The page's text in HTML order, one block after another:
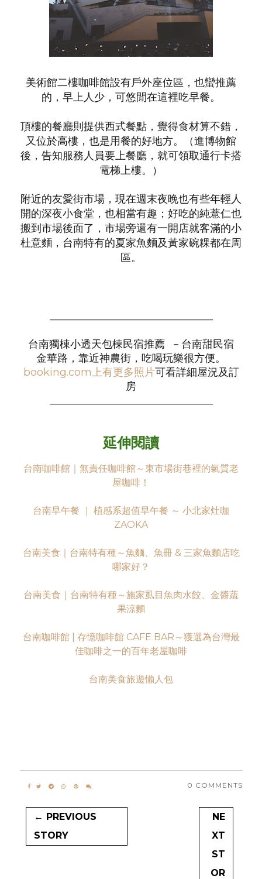
美術館二樓咖啡館設有戶外座位區，也蠻推薦
的，早上人少，可悠閒在這裡吃早餐。
頂樓的餐廳則提供西式餐點，覺得食材算不錯，
又位於高樓，也是用餐的好地方。（進博物館
後，告知服務人員要上餐廳，就可領取通行卡搭
電梯上樓。）
附近的友愛街市場，現在週末夜晚也有些年輕人
開的深夜小食堂，也相當有趣；好吃的純薏仁也
搬到市場後面了，市場旁還有一開店就客滿的小
杜意麵，台南特有的夏家魚麵及黃家碗粿都在周
區。
台南獨棟小透天包棟民宿推薦 －台南甜民宿
金華路，靠近神農街，吃喝玩樂很方便。
booking.com上有更多照片可看詳細屋況及訂
房
延伸閱讀
台南咖啡館｜無責任咖啡館～東市場街巷裡的氣質老
屋咖啡！
台南早午餐 ｜ 植感系超值早午餐 ～ 小北家灶咖
ZAOKA
台南美食｜台南特有種～魚麵、魚冊 & 三家魚麵店吃
哪家好？
台南美食｜台南特有種～施家虱目魚肉水餃、金醬蔬
果涼麵
台南咖啡館 | 存憶咖啡館 CAFE BAR～獲選為台灣最
佳咖啡之一的百年老屋咖啡
台南美食旅遊懶人包
0 COMMENTS
← PREVIOUS
STORY
NE
XT
ST
OR